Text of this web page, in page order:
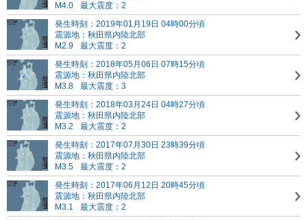
M4.0
最大震度：2
発生時刻：2019年01月19日 04時00分頃
震源地：秋田県内陸北部
M2.9
最大震度：2
発生時刻：2018年05月06日 07時15分頃
震源地：秋田県内陸北部
M3.8
最大震度：3
発生時刻：2018年03月24日 04時27分頃
震源地：秋田県内陸北部
M3.2
最大震度：2
発生時刻：2017年07月30日 23時39分頃
震源地：秋田県内陸北部
M3.5
最大震度：2
発生時刻：2017年06月12日 20時45分頃
震源地：秋田県内陸北部
M3.1
最大震度：2